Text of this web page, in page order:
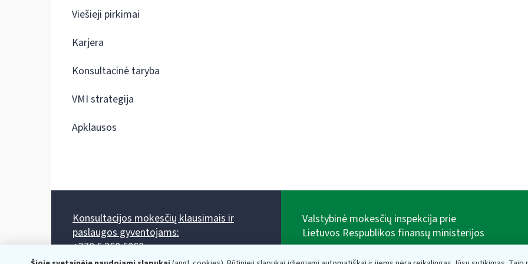
Viešieji pirkimai
Karjera
Konsultacinė taryba
VMI strategija
Apklausos
Konsultacijos mokesčių klausimais ir
paslaugos gyventojams:
+370 5 260 5060
Darbo laikas: I-IV 8.00-17.00, V 8.00-15.45.
Valstybinė mokesčių inspekcija prie
Lietuvos Respublikos finansų ministerijos
adresas: Vasario 16-osios g. 14, 01107 Vilnius, Lietuva,